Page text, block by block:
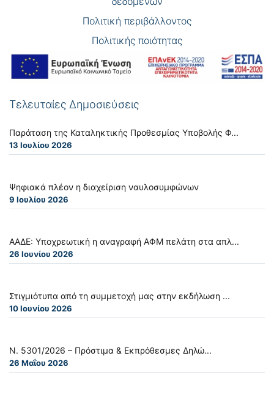
Πολιτική περιβάλλοντος
Πολιτικής ποιότητας
Τελευταίες Δημοσιεύσεις
Παράταση της Καταληκτικής Προθεσμίας Υποβολής Φ...
13 Ιουλίου 2026
Ψηφιακά πλέον η διαχείριση ναυλοσυμφώνων
9 Ιουλίου 2026
ΑΑΔΕ: Υποχρεωτική η αναγραφή ΑΦΜ πελάτη στα απλ...
26 Ιουνίου 2026
Στιγμιότυπα από τη συμμετοχή μας στην εκδήλωση ...
10 Ιουνίου 2026
Ν. 5301/2026 – Πρόστιμα & Εκπρόθεσμες Δηλώ...
26 Μαΐου 2026